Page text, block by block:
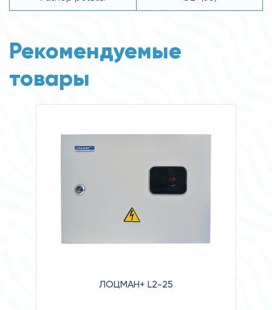
Рекомендуемые
товары
ЛОЦМАН+ L2-25